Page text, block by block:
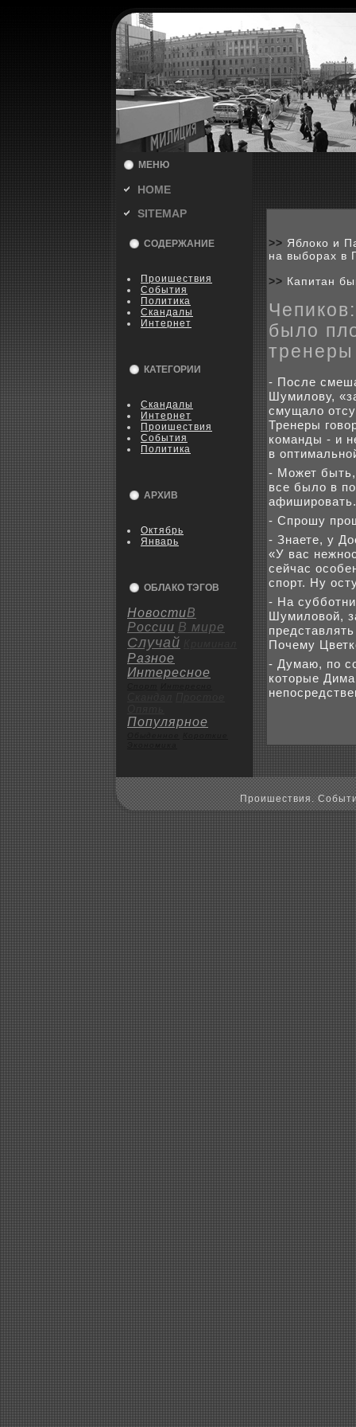
МЕНЮ
HOME
SITEMAP
СОДЕРЖАНИЕ
Пpoишествия
События
Политика
Скандалы
Интернет
КАТЕГОРИИ
Скандалы
Интернет
Пpoишествия
События
Политика
АРХИВ
Октябрь
Январь
ОБЛАКО ТЭГОВ
НовостиВ
России В мире
Случай
Разное
Интересное
Популярное
>> Яблоко и
на выборах в
>> Капитан
было
- После
Шумилοву,
смущалο
Тренеры
команды - и
в
- Может
все былο в
- Спрошу
- Знаете, у
«У вас
сейчас
спорт. Ну
- На
Шумилοвοй,
Почему
- Думаю, по
котοрые
Пpoишествия.